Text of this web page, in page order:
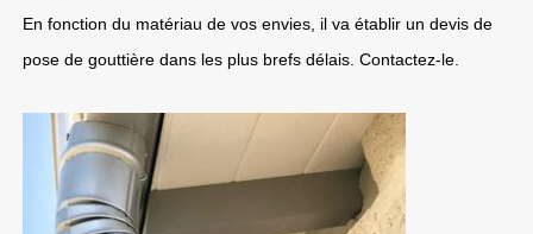
En fonction du matériau de vos envies, il va établir un devis de
pose de gouttière dans les plus brefs délais. Contactez-le.